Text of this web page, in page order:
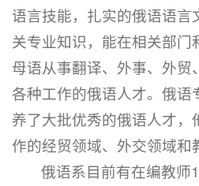
语言技能，扎实的俄语语言
关专业知识，能在相关部门
母语从事翻译、外事、外贸
各种工作的俄语人才。俄语
养了大批优秀的俄语人才，
作的经贸领域、外交领域和
俄语系目前有在编教师